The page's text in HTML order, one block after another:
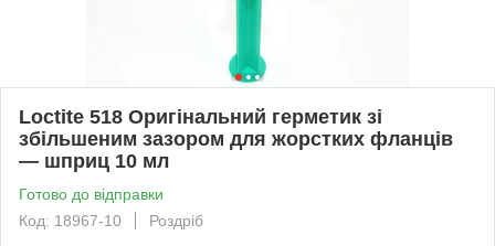
Loctite 518 Оригінальний герметик зі
збільшеним зазором для жорстких фланців
— шприц 10 мл
Готово до відправки
Код: 18967-10
Роздріб